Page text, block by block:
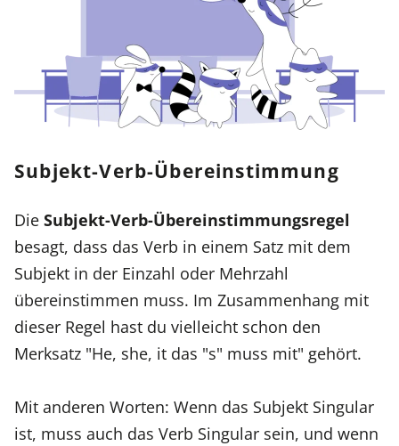
Subjekt-Verb-Übereinstimmung
Die Subjekt-Verb-Übereinstimmungsregel
besagt, dass das Verb in einem Satz mit dem
Subjekt in der Einzahl oder Mehrzahl
übereinstimmen muss. Im Zusammenhang mit
dieser Regel hast du vielleicht schon den
Merksatz "He, she, it das "s" muss mit" gehört.
Mit anderen Worten: Wenn das Subjekt Singular
ist, muss auch das Verb Singular sein, und wenn